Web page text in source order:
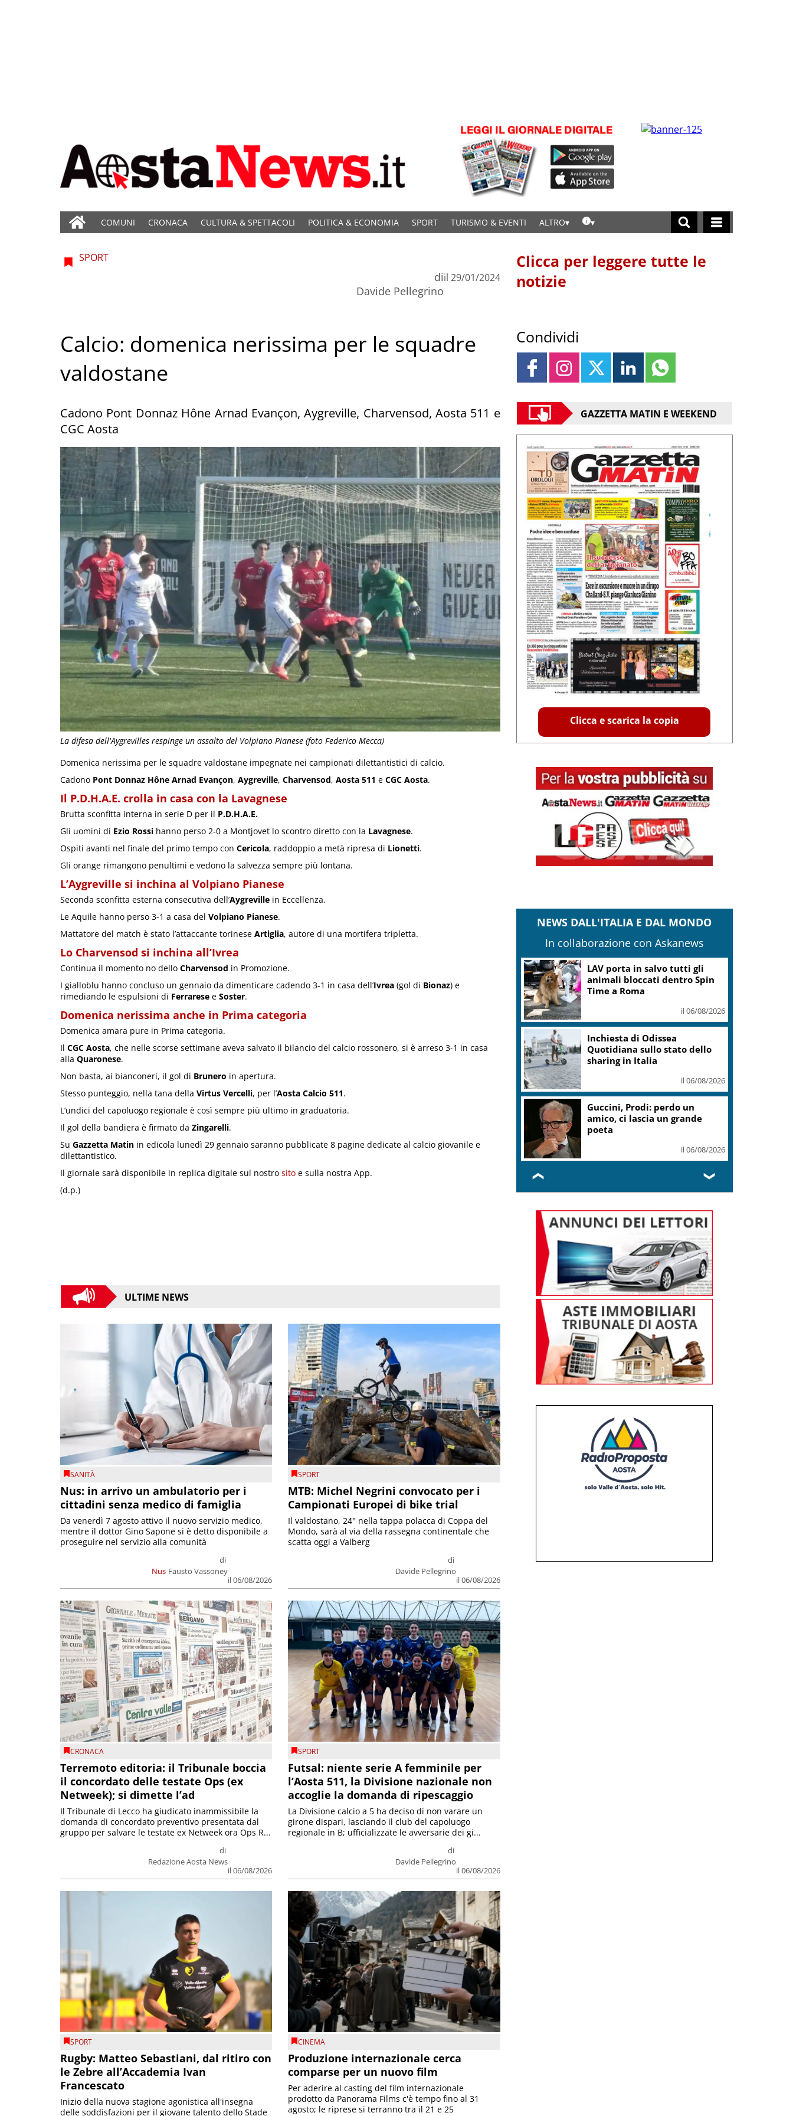
COMUNI CRONACA CULTURA & SPETTACOLI POLITICA & ECONOMIA SPORT TURISMO & EVENTI ALTRO
La difesa dell'Aygrevilles respinge un assalto del Volpiano Pianese (foto Federico Mecca)
SPORT
di
Davide Pellegrino
il 29/01/2024
Calcio: domenica nerissima per le squadre
valdostane
Cadono Pont Donnaz Hône Arnad Evançon, Aygreville, Charvensod, Aosta 511 e
CGC Aosta
Domenica nerissima per le squadre valdostane impegnate nei campionati dilettantistici di calcio.
Cadono Pont Donnaz Hône Arnad Evançon, Aygreville, Charvensod, Aosta 511 e CGC Aosta.
Il P.D.H.A.E. crolla in casa con la Lavagnese
Brutta sconfitta interna in serie D per il P.D.H.A.E.
Gli uomini di Ezio Rossi hanno perso 2-0 a Montjovet lo scontro diretto con la Lavagnese.
Ospiti avanti nel finale del primo tempo con Cericola, raddoppio a metà ripresa di Lionetti.
Gli orange rimangono penultimi e vedono la salvezza sempre più lontana.
L’Aygreville si inchina al Volpiano Pianese
Seconda sconfitta esterna consecutiva dell’Aygreville in Eccellenza.
Le Aquile hanno perso 3-1 a casa del Volpiano Pianese.
Mattatore del match è stato l’attaccante torinese Artiglia, autore di una mortifera tripletta.
Lo Charvensod si inchina all’Ivrea
Continua il momento no dello Charvensod in Promozione.
I gialloblu hanno concluso un gennaio da dimenticare cadendo 3-1 in casa dell’Ivrea (gol di Bionaz) e
rimediando le espulsioni di Ferrarese e Soster.
Domenica nerissima anche in Prima categoria
Domenica amara pure in Prima categoria.
Il CGC Aosta, che nelle scorse settimane aveva salvato il bilancio del calcio rossonero, si è arreso 3-1 in casa
alla Quaronese.
Non basta, ai bianconeri, il gol di Brunero in apertura.
Stesso punteggio, nella tana della Virtus Vercelli, per l’Aosta Calcio 511.
L’undici del capoluogo regionale è così sempre più ultimo in graduatoria.
Il gol della bandiera è firmato da Zingarelli.
Su Gazzetta Matin in edicola lunedì 29 gennaio saranno pubblicate 8 pagine dedicate al calcio giovanile e
dilettantistico.
Il giornale sarà disponibile in replica digitale sul nostro sito e sulla nostra App.
(d.p.)
ULTIME NEWS
SANITÀ
Nus: in arrivo un ambulatorio per i
cittadini senza medico di famiglia
Nus
di
Fausto Vassoney
il 06/08/2026
Da venerdì 7 agosto attivo il nuovo servizio medico,
mentre il dottor Gino Sapone si è detto disponibile a
proseguire nel servizio alla comunità
SPORT
MTB: Michel Negrini convocato per i
Campionati Europei di bike trial
di
Davide Pellegrino
il 06/08/2026
Il valdostano, 24° nella tappa polacca di Coppa del
Mondo, sarà al via della rassegna continentale che
scatta oggi a Valberg
CRONACA
Terremoto editoria: il Tribunale boccia
il concordato delle testate Ops (ex
Netweek); si dimette l’ad
di
Redazione Aosta News
il 06/08/2026
Il Tribunale di Lecco ha giudicato inammissibile la
domanda di concordato preventivo presentata dal
gruppo per salvare le testate ex Netweek ora Ops R...
SPORT
Futsal: niente serie A femminile per
l’Aosta 511, la Divisione nazionale non
accoglie la domanda di ripescaggio
di
Davide Pellegrino
il 06/08/2026
La Divisione calcio a 5 ha deciso di non varare un
girone dispari, lasciando il club del capoluogo
regionale in B; ufficializzate le avversarie dei gi...
SPORT
Rugby: Matteo Sebastiani, dal ritiro con
le Zebre all’Accademia Ivan
Francescato
Inizio della nuova stagione agonistica all'insegna
delle soddisfazioni per il giovane talento dello Stade
CINEMA
Produzione internazionale cerca
comparse per un nuovo film
Per aderire al casting del film internazionale
prodotto da Panorama Films c'è tempo fino al 31
agosto; le riprese si terranno tra il 21 e 25
Clicca per leggere tutte le
notizie
Condividi
GAZZETTA MATIN E WEEKEND
Clicca e scarica la copia
NEWS DALL'ITALIA E DAL MONDO
In collaborazione con Askanews
LAV porta in salvo tutti gli
animali bloccati dentro Spin
Time a Roma
il 06/08/2026
Inchiesta di Odissea
Quotidiana sullo stato dello
sharing in Italia
il 06/08/2026
Guccini, Prodi: perdo un
amico, ci lascia un grande
poeta
il 06/08/2026
❮ ❯